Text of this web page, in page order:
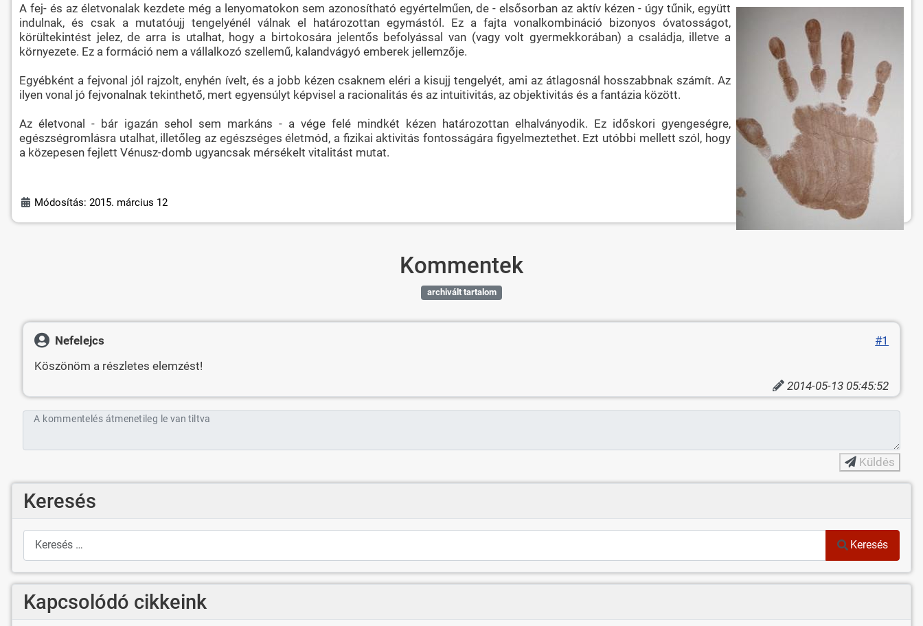
A fej- és az életvonalak kezdete még a lenyomatokon sem azonosítható egyértelműen, de - elsősorban az aktív kézen - úgy tűnik, együtt
indulnak, és csak a mutatóujj tengelyénél válnak el határozottan egymástól. Ez a fajta vonalkombináció bizonyos óvatosságot,
körültekintést jelez, de arra is utalhat, hogy a birtokosára jelentős befolyással van (vagy volt gyermekkorában) a családja, illetve a
környezete. Ez a formáció nem a vállalkozó szellemű, kalandvágyó emberek jellemzője.
Egyébként a fejvonal jól rajzolt, enyhén ívelt, és a jobb kézen csaknem eléri a kisujj tengelyét, ami az átlagosnál hosszabbnak számít. Az
ilyen vonal jó fejvonalnak tekinthető, mert egyensúlyt képvisel a racionalitás és az intuitivitás, az objektivitás és a fantázia között.
Az életvonal - bár igazán sehol sem markáns - a vége felé mindkét kézen határozottan elhalványodik. Ez időskori gyengeségre,
egészségromlásra utalhat, illetőleg az egészséges életmód, a fizikai aktivitás fontosságára figyelmeztethet. Ezt utóbbi mellett szól, hogy
a közepesen fejlett Vénusz-domb ugyancsak mérsékelt vitalitást mutat.
Módosítás: 2015. március 12
Kommentek
archivált tartalom
Nefelejcs
#1
Köszönöm a részletes elemzést!
2014-05-13 05:45:52
A kommentelés átmenetileg le van tiltva
Küldés
Keresés
Keresés
Keresés
Kapcsolódó cikkeink